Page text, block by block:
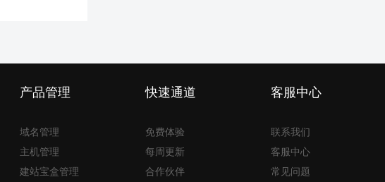
产品管理
域名管理
主机管理
建站宝盒管理
快速通道
免费体验
每周更新
合作伙伴
客服中心
联系我们
客服中心
常见问题